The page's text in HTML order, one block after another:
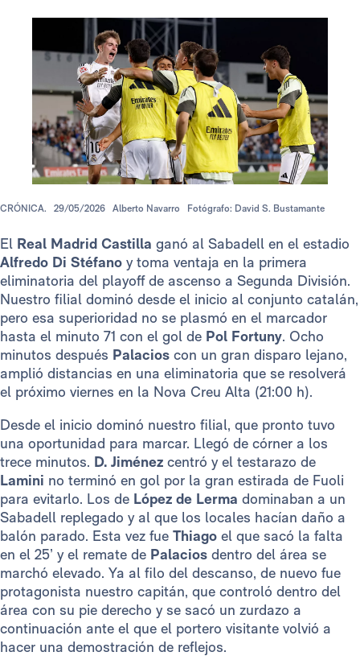
CRÓNICA. 29/05/2026 Alberto Navarro Fotógrafo: David S. Bustamante
El Real Madrid Castilla ganó al Sabadell en el estadio
Alfredo Di Stéfano y toma ventaja en la primera
eliminatoria del playoff de ascenso a Segunda División.
Nuestro filial dominó desde el inicio al conjunto catalán,
pero esa superioridad no se plasmó en el marcador
hasta el minuto 71 con el gol de Pol Fortuny. Ocho
minutos después Palacios con un gran disparo lejano,
amplió distancias en una eliminatoria que se resolverá
el próximo viernes en la Nova Creu Alta (21:00 h).
Desde el inicio dominó nuestro filial, que pronto tuvo
una oportunidad para marcar. Llegó de córner a los
trece minutos. D. Jiménez centró y el testarazo de
Lamini no terminó en gol por la gran estirada de Fuoli
para evitarlo. Los de López de Lerma dominaban a un
Sabadell replegado y al que los locales hacían daño a
balón parado. Esta vez fue Thiago el que sacó la falta
en el 25’ y el remate de Palacios dentro del área se
marchó elevado. Ya al filo del descanso, de nuevo fue
protagonista nuestro capitán, que controló dentro del
área con su pie derecho y se sacó un zurdazo a
continuación ante el que el portero visitante volvió a
hacer una demostración de reflejos.